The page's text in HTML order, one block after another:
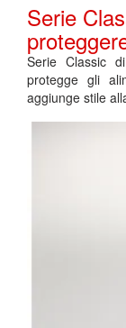
Serie
Serie Classic
protegge gli
aggiunge stile